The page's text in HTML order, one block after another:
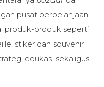
pusat perbelanjaan ,
produk-produk seperti
stiker dan souvenir
edukasi sekaligus